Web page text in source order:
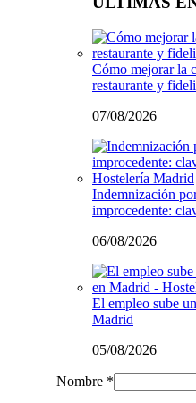
Cómo mejorar la
restaurante y
07/08/2026
Indemnización
improcedente:
06/08/2026
El empleo sube
Madrid
05/08/2026
Nombre *